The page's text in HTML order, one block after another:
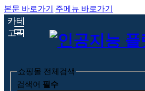
본문 바로가기 주메뉴 바로가기
쇼핑몰 전체검색
검색어 필수
카테
고리